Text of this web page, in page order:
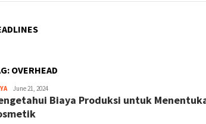
OVERHEAD
Harga
June 21, 2024
Biaya Produksi untuk